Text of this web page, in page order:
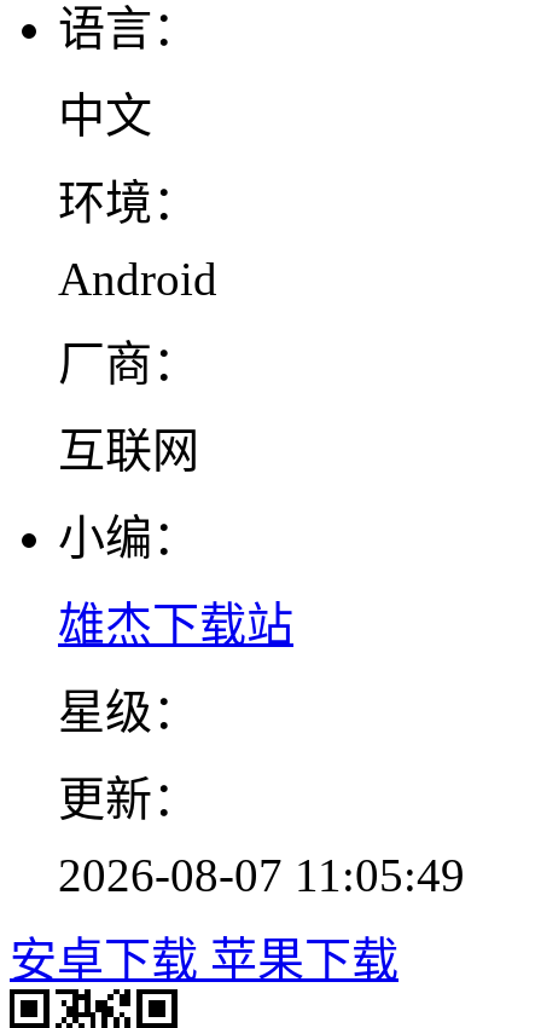
语言：
中文
环境：
Android
厂商：
互联网
小编：
雄杰下载站
星级：
更新：
2026-08-07 11:05:49
安卓下载 苹果下载